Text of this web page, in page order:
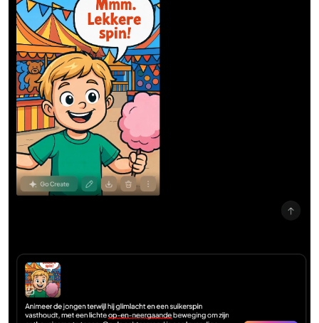
Beschrijf nauwkeurig welke animatie je wilt en bekijk het
resultaat
Resultaat
PixVerse start met de verwerking en je kunt de
voortgang volgen. Na korte tijd verschijnt het resultaat.
Beweeg de muisaanwijzer over de animatie om deze te
bekijken. Klik op de downloadpijl en kies
om het mp4-videobestand naar de
standaarddownloadmap van je browser op te slaan en
Je hoeft evenwel niet vast te houden aan de
standaardinstellingen. Op het tabblad
linkerdeelvenster kun je de duur aanpassen: 5 of 8
seconden. Ook de resolutie is instelbaar, van 360 tot